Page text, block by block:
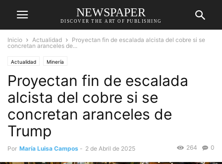
NEWSPAPER
DISCOVER THE ART OF PUBLISHING
Inicio Actualidad
Proyectan fin de escalada alcista del cobre si se
concretan aranceles de...
Actualidad Minería
Proyectan fin de escalada
alcista del cobre si se
concretan aranceles de
Trump
Por María Luisa Campos - 2 de Abril de 2025 0
264